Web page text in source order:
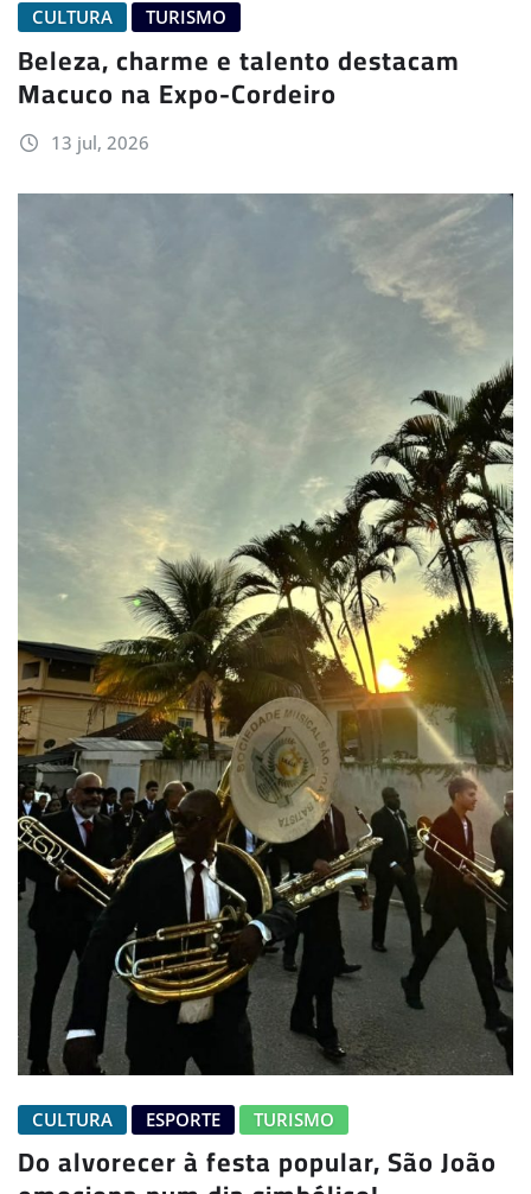
CULTURA TURISMO
Beleza, charme e talento destacam
Macuco na Expo-Cordeiro
13 jul, 2026
CULTURA ESPORTE TURISMO
Do alvorecer à festa popular, São João